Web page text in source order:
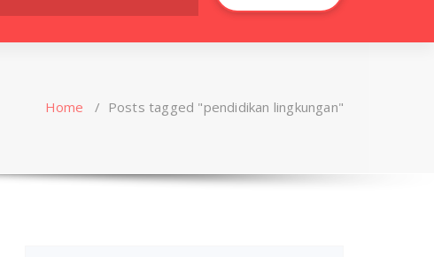
Home / Posts tagged "pendidikan lingkungan"